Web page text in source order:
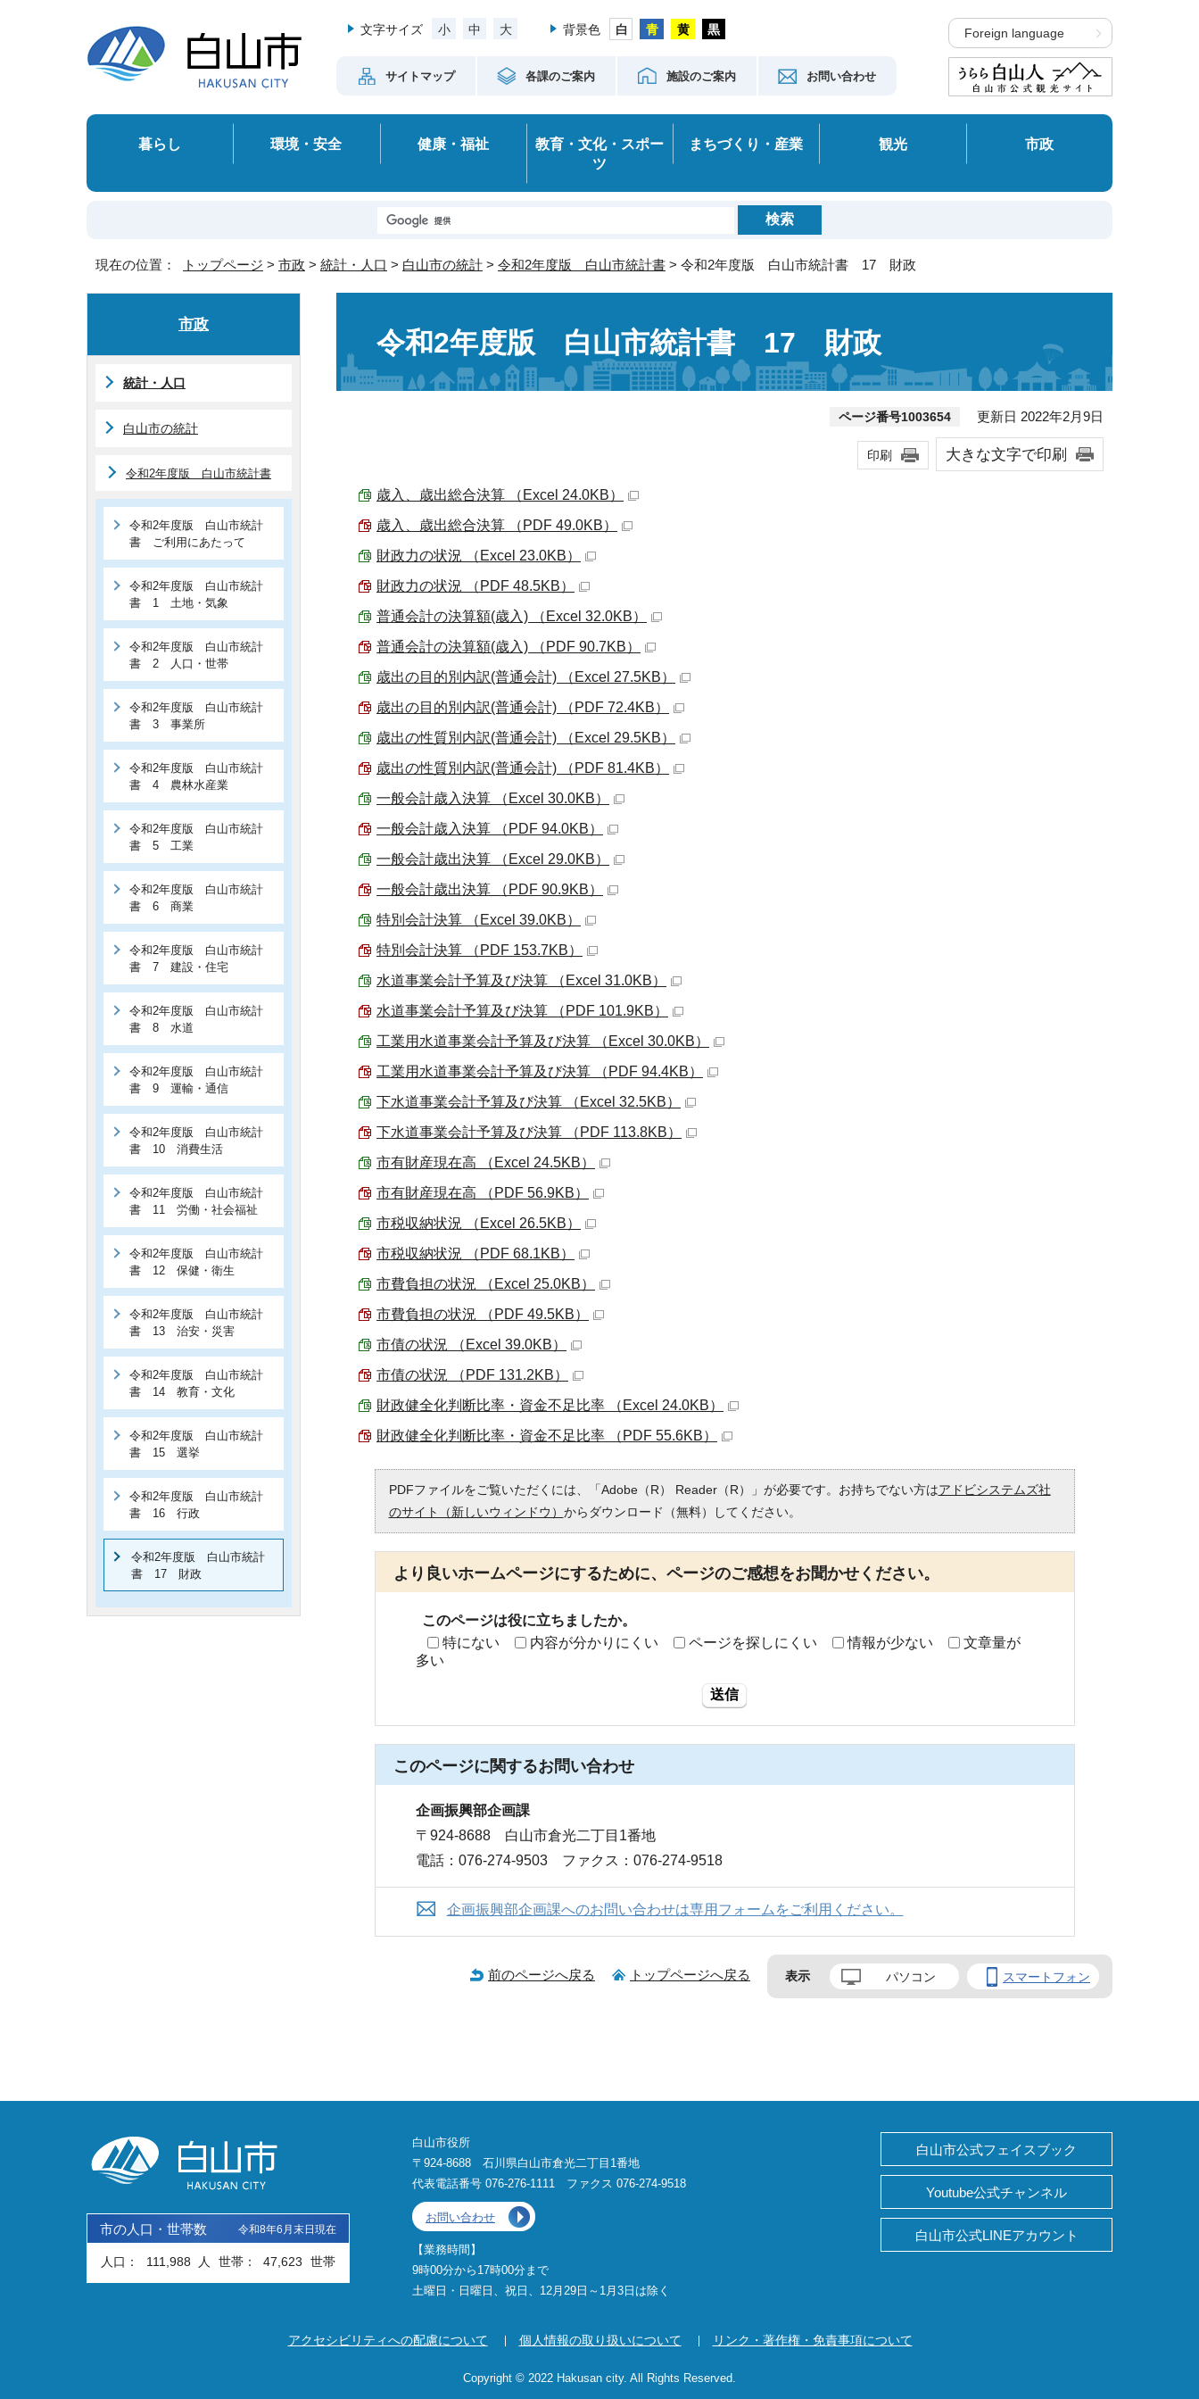
文字サイズ 小 中 大 背景色
サイトマップ 各課のご案内 施設のご案内 お問い合わせ
Foreign language
暮らし 環境・安全 健康・福祉
教育・文化・スポー
ツ
まちづくり・産業 観光 市政
現在の位置： トップページ > 市政 > 統計・人口 > 白山市の統計 > 令和2年度版 白山市統計書 > 令和2年度版 白山市統計書 17 財政
令和2年度版 白山市統計書 17 財政
ページ番号1003654 更新日 2022年2月9日
印刷 大きな文字で印刷
歳入、歳出総合決算 （Excel 24.0KB）
歳入、歳出総合決算 （PDF 49.0KB）
財政力の状況 （Excel 23.0KB）
財政力の状況 （PDF 48.5KB）
普通会計の決算額(歳入) （Excel 32.0KB）
普通会計の決算額(歳入) （PDF 90.7KB）
歳出の目的別内訳(普通会計) （Excel 27.5KB）
歳出の目的別内訳(普通会計) （PDF 72.4KB）
歳出の性質別内訳(普通会計) （Excel 29.5KB）
歳出の性質別内訳(普通会計) （PDF 81.4KB）
一般会計歳入決算 （Excel 30.0KB）
一般会計歳入決算 （PDF 94.0KB）
一般会計歳出決算 （Excel 29.0KB）
一般会計歳出決算 （PDF 90.9KB）
特別会計決算 （Excel 39.0KB）
特別会計決算 （PDF 153.7KB）
水道事業会計予算及び決算 （Excel 31.0KB）
水道事業会計予算及び決算 （PDF 101.9KB）
工業用水道事業会計予算及び決算 （Excel 30.0KB）
工業用水道事業会計予算及び決算 （PDF 94.4KB）
下水道事業会計予算及び決算 （Excel 32.5KB）
下水道事業会計予算及び決算 （PDF 113.8KB）
市有財産現在高 （Excel 24.5KB）
市有財産現在高 （PDF 56.9KB）
市税収納状況 （Excel 26.5KB）
市税収納状況 （PDF 68.1KB）
市費負担の状況 （Excel 25.0KB）
市費負担の状況 （PDF 49.5KB）
市債の状況 （Excel 39.0KB）
市債の状況 （PDF 131.2KB）
財政健全化判断比率・資金不足比率 （Excel 24.0KB）
財政健全化判断比率・資金不足比率 （PDF 55.6KB）
PDFファイルをご覧いただくには、「Adobe（R） Reader（R）」が必要です。お持ちでない方はアドビシステムズ社
のサイト（新しいウィンドウ） からダウンロード（無料）してください。
より良いホームページにするために、ページのご感想をお聞かせください。
このページは役に立ちましたか。
特にない
内容が分かりにくい ページを探しにくい 情報が少ない
文章量が
多い
送信
このページに関するお問い合わせ
企画振興部企画課
〒924-8688 白山市倉光二丁目1番地
電話：076-274-9503 ファクス：076-274-9518
企画振興部企画課へのお問い合わせは専用フォームをご利用ください。
市政
統計・人口
白山市の統計
令和2年度版 白山市統計書
令和2年度版 白山市統計
書 ご利用にあたって
令和2年度版 白山市統計
書 1 土地・気象
令和2年度版 白山市統計
書 2 人口・世帯
令和2年度版 白山市統計
書 3 事業所
令和2年度版 白山市統計
書 4 農林水産業
令和2年度版 白山市統計
書 5 工業
令和2年度版 白山市統計
書 6 商業
令和2年度版 白山市統計
書 7 建設・住宅
令和2年度版 白山市統計
書 8 水道
令和2年度版 白山市統計
書 9 運輸・通信
令和2年度版 白山市統計
書 10 消費生活
令和2年度版 白山市統計
書 11 労働・社会福祉
令和2年度版 白山市統計
書 12 保健・衛生
令和2年度版 白山市統計
書 13 治安・災害
令和2年度版 白山市統計
書 14 教育・文化
令和2年度版 白山市統計
書 15 選挙
令和2年度版 白山市統計
書 16 行政
令和2年度版 白山市統計
書 17 財政
前のページへ戻る トップページへ戻る 表示 パソコン スマートフォン
市の人口・世帯数 令和8年6月末日現在
人口： 111,988 人 世帯： 47,623 世帯
白山市役所
〒924-8688 石川県白山市倉光二丁目1番地
代表電話番号 076-276-1111 ファクス 076-274-9518
お問い合わせ
【業務時間】
9時00分から17時00分まで
土曜日・日曜日、祝日、12月29日～1月3日は除く
白山市公式フェイスブック
Youtube公式チャンネル
白山市公式LINEアカウント
アクセシビリティへの配慮について 個人情報の取り扱いについて リンク・著作権・免責事項について
Copyright © 2022 Hakusan city. All Rights Reserved.